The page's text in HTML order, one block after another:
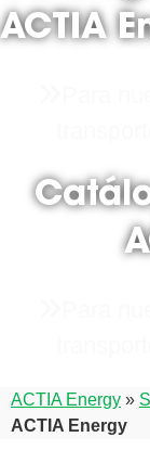
ACTIA
ACTIA Energy »
ACTIA Energy